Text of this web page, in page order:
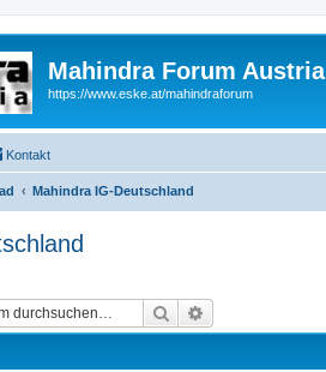
Mahindra Forum Austria
https://www.eske.at/mahindraforum
Kontakt
Mahindra IG-Deutschland
Suche